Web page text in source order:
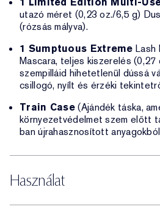
utazó méret (0,23 oz./6,5 g)
(rózsás mályva).
1 Sumptuous Extreme Lash
Mascara, teljes kiszerelés (0,27
szempilláid hihetetlenül dússá
csillogó, nyílt és érzéki
Train Case(Ajándék táska,
környezetvédelmet szem előtt
ban újrahasznosított
Használat